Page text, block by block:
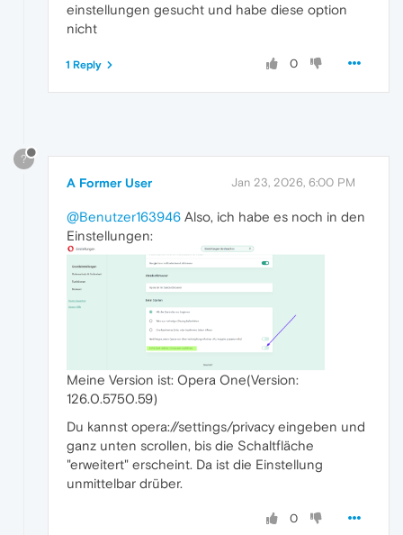
einstellungen gesucht und habe diese option
nicht
0
1 Reply
?
A Former User Jan 23, 2026, 6:00 PM
@Benutzer163946 Also, ich habe es noch in den
Einstellungen:
Meine Version ist: Opera One(Version:
126.0.5750.59)
Du kannst opera://settings/privacy eingeben und
ganz unten scrollen, bis die Schaltfläche
"erweitert" erscheint. Da ist die Einstellung
unmittelbar drüber.
0